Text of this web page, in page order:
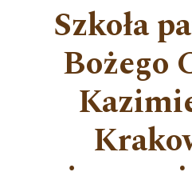
Szkoła
Bożego